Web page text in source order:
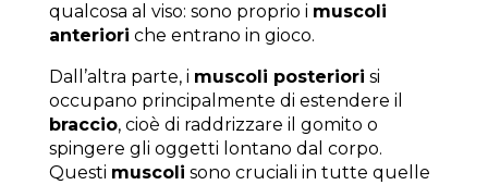
qualcosa al viso: sono proprio i muscoli
anteriori che entrano in gioco.
Dall’altra parte, i muscoli posteriori si
occupano principalmente di estendere il
braccio, cioè di raddrizzare il gomito o
spingere gli oggetti lontano dal corpo.
Questi muscoli sono cruciali in tutte quelle